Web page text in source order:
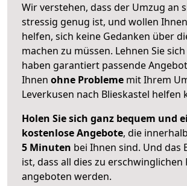
Wir verstehen, dass der Umzug an
stressig genug ist, und wollen
helfen, sich keine Gedanken über
machen zu müssen. Lehnen Sie
haben garantiert passende
Ihnen ohne Probleme mit Ihrem
Leverkusen nach Blieskastel helfen
Holen Sie sich ganz bequem und
kostenlose Angebote, die
5 Minuten bei Ihnen sind. Und das
ist, dass all dies zu erschwinglichen
angeboten werden.